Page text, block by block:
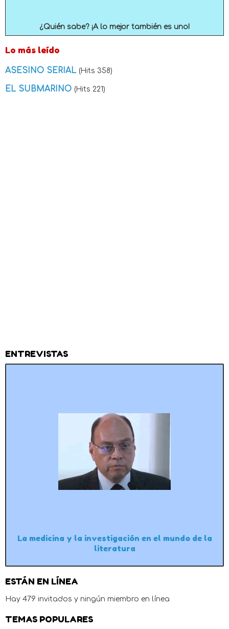
¿Quién sabe? ¡A lo mejor también es uno!
Lo más leído
ASESINO SERIAL (Hits 358)
EL SUBMARINO (Hits 221)
ENTREVISTAS
La medicina y la investigación en el mundo de la
literatura
ESTÁN EN LÍNEA
Hay 479 invitados y ningún miembro en línea
TEMAS POPULARES